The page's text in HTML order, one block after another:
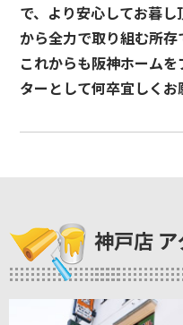
で、より安心してお暮
から全力で取り組む所存
これからも阪神ホーム
ターとして何卒宜しく
神戸店